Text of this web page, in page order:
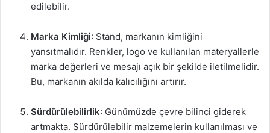
edilebilir.
Marka Kimliği: Stand, markanın kimliğini
yansıtmalıdır. Renkler, logo ve kullanılan materyallerle
marka değerleri ve mesajı açık bir şekilde iletilmelidir.
Bu, markanın akılda kalıcılığını artırır.
Sürdürülebilirlik: Günümüzde çevre bilinci giderek
artmakta. Sürdürülebilir malzemelerin kullanılması ve